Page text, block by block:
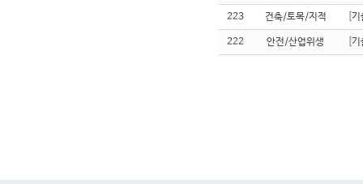
223 건축/토목/지적 기
222 안전/산업위생 기